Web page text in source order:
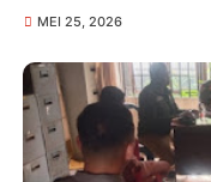
MEI 25, 2026